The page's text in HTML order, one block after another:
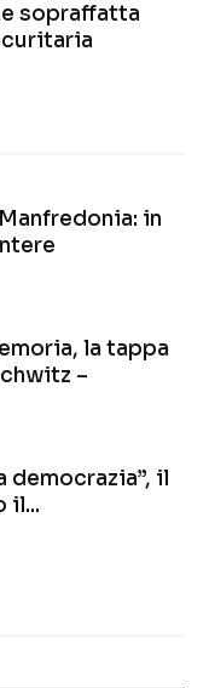
sopraffatta
in
la tappa
–
democrazia”, il
il...